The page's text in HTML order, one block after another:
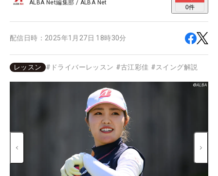
ALBA Net編集部 / ALBA Net
0件
配信日時： 2025年1月27日 18時30分
レッスン # ドライバーレッスン #古江彩佳 #スイング解説